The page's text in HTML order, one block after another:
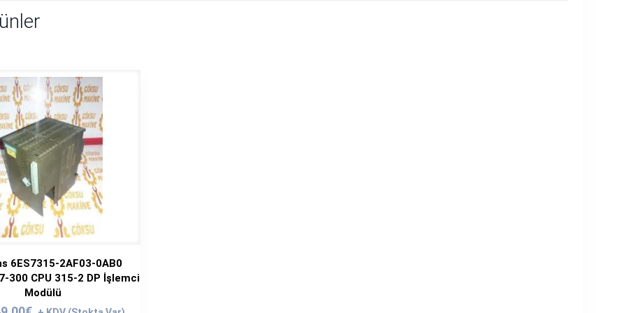
6ES7315-2AF03-0AB0
300 CPU 315-2 DP İşlemci
Modülü